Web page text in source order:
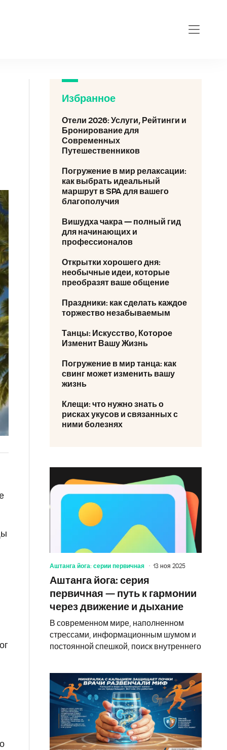
Избранное
Отели 2026: Услуги, Рейтинги и
Бронирование для
Современных
Путешественников
Погружение в мир релаксации:
как выбрать идеальный
маршрут в SPA для вашего
благополучия
Вишудха чакра — полный гид
для начинающих и
профессионалов
Открытки хорошего дня:
необычные идеи, которые
преобразят ваше общение
Праздники: как сделать каждое
торжество незабываемым
Танцы: Искусство, Которое
Изменит Вашу Жизнь
Погружение в мир танца: как
свинг может изменить вашу
жизнь
Клещи: что нужно знать о
рисках укусов и связанных с
ними болезнях
Аштанга йога: серии первичная 13 ноя 2025
Аштанга йога: серия
первичная — путь к гармонии
через движение и дыхание
В современном мире, наполненном
стрессами, информационным шумом и
постоянной спешкой, поиск внутреннего